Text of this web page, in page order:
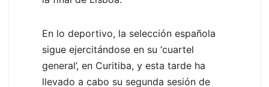
En lo deportivo, la selección española
sigue ejercitándose en su ‘cuartel
general’, en Curitiba, y esta tarde ha
llevado a cabo su segunda sesión de